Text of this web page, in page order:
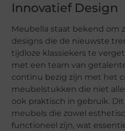
Innovatief Design
Meubella staat bekend om
designs die de nieuwste
tijdloze klassiekers te
met een team van
continu bezig zijn met het
meubelstukken die niet
ook praktisch in gebruik.
meubels die zowel
functioneel zijn, wat